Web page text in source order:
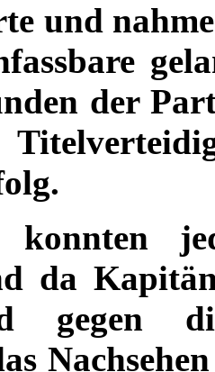
und
der
da
gegen